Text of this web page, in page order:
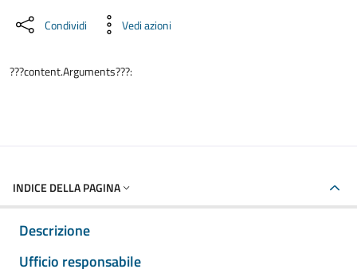
Condividi Vedi azioni
???content.Arguments???:
INDICE DELLA PAGINA
Descrizione
Ufficio responsabile